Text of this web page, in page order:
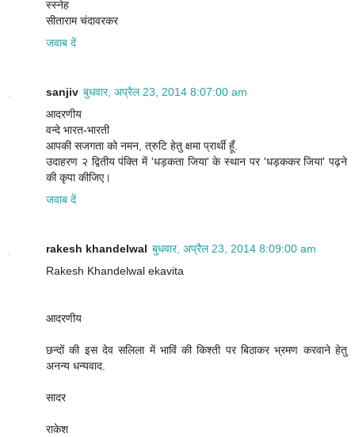
स्स्नेह
सीताराम चंदावरकर
जवाब दें
sanjiv बुधवार, अप्रैल 23, 2014 8:07:00 am
आदरणीय
वन्दे भारत-भारती
आपकी सजगता को नमन, त्रुटि हेतु क्षमा प्रार्थी हूँ.
उदाहरण २ द्वितीय पंक्ति में 'धड़कता जिया' के स्थान पर 'धड़ककर जिया' पढ़ने
की कृपा कीजिए।
जवाब दें
rakesh khandelwal बुधवार, अप्रैल 23, 2014 8:09:00 am
Rakesh Khandelwal ekavita
आदरणीय
छन्दों की इस देव सलिला में भाविं की किश्ती पर बिठाकर भ्रमण करवाने हेतु
अनन्य धन्यवाद.
सादर
राकेश